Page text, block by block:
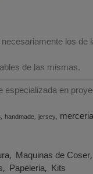
los de
de las mismas.
en
handmade jersey merceria
Maquinas de Coser
Papeleria Kits